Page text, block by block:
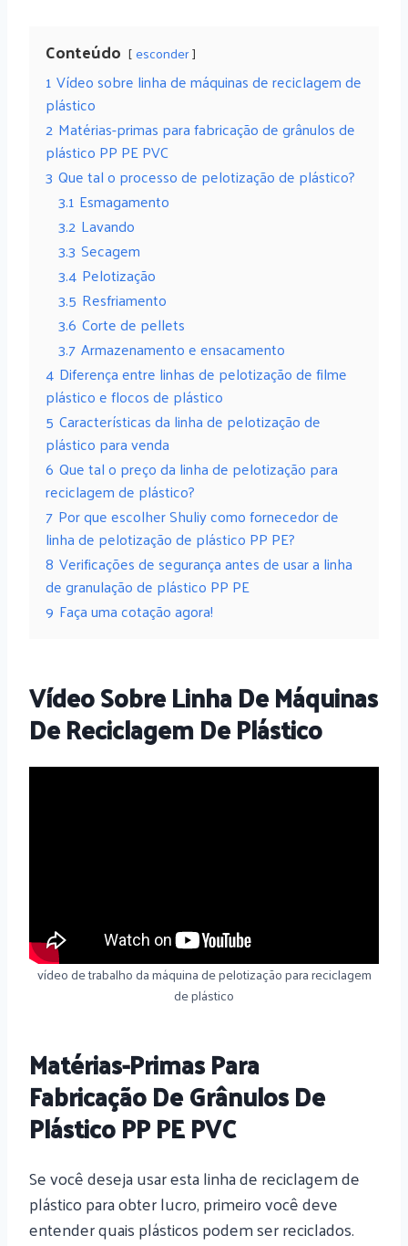
Conteúdo esconder
1 Vídeo sobre linha de máquinas de reciclagem de
plástico
2 Matérias-primas para fabricação de grânulos de
plástico PP PE PVC
3 Que tal o processo de pelotização de plástico?
3.1 Esmagamento
3.2 Lavando
3.3 Secagem
3.4 Pelotização
3.5 Resfriamento
3.6 Corte de pellets
3.7 Armazenamento e ensacamento
4 Diferença entre linhas de pelotização de filme
plástico e flocos de plástico
5 Características da linha de pelotização de
plástico para venda
6 Que tal o preço da linha de pelotização para
reciclagem de plástico?
7 Por que escolher Shuliy como fornecedor de
linha de pelotização de plástico PP PE?
8 Verificações de segurança antes de usar a linha
de granulação de plástico PP PE
9 Faça uma cotação agora!
Vídeo Sobre Linha De Máquinas
De Reciclagem De Plástico
vídeo de trabalho da máquina de pelotização para reciclagem
de plástico
Matérias-Primas Para
Fabricação De Grânulos De
Plástico PP PE PVC
Se você deseja usar esta linha de reciclagem de
plástico para obter lucro, primeiro você deve
entender quais plásticos podem ser reciclados.